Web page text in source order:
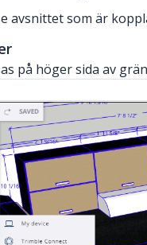
avsnittet som är
på höger sida av